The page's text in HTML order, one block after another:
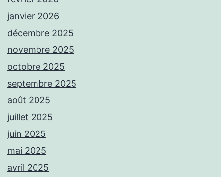
janvier 2026
décembre 2025
novembre 2025
octobre 2025
septembre 2025
août 2025
juillet 2025
juin 2025
mai 2025
avril 2025